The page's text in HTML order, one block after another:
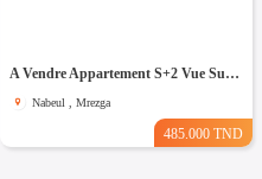
A Vendre Appartement S+2 Vue Sur Mer à AFH Mrezga, Nabeul
Nabeul , Mrezga
485.000 TND